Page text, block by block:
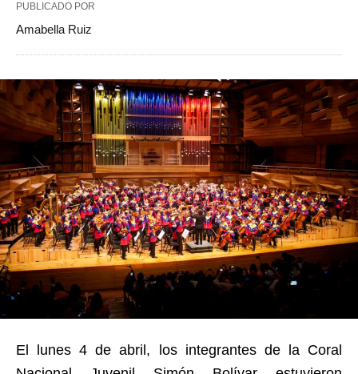
PUBLICADO POR
Amabella Ruiz
El lunes 4 de abril, los integrantes de la Coral